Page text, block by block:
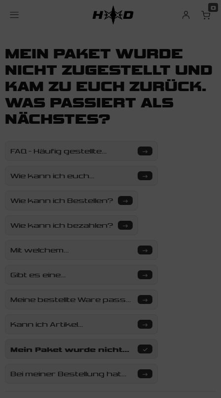
0
MEIN PAKET WURDE
NICHT ZUGESTELLT UND
KAM ZU EUCH ZURÜCK.
WAS PASSIERT ALS
NÄCHSTES?
FAQ - Häufig gestellte
Wie kann ich euch
Wie kann ich Bestellen?
Wie kann ich bezahlen?
Mit welchem
Gibt es eine
Meine bestellte Ware passt
zurücksenden?
Kann ich Artikel
Mein Paket wurde nicht
passiert als nächstes?
Bei meiner Bestellung hat